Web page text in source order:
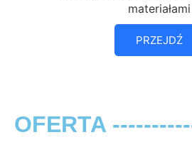
materiałami
PRZEJDŹ
OFERTA